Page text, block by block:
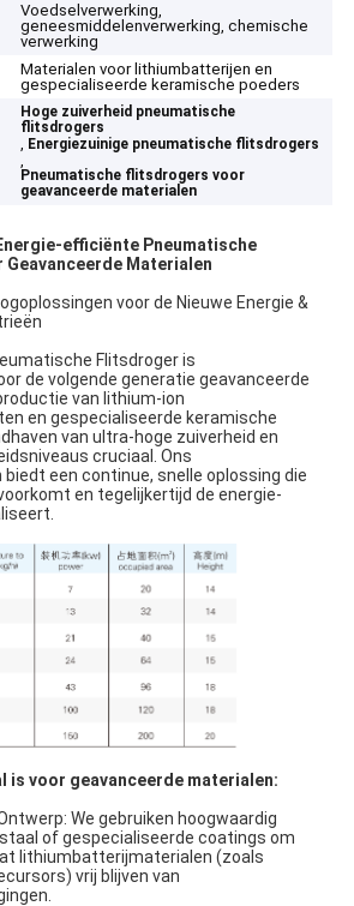
Voedselverwerking,
geneesmiddelenverwerking, chemische
verwerking
Materialen voor lithiumbatterijen en
gespecialiseerde keramische poeders
Hoge zuiverheid pneumatische
flitsdrogers
, Energiezuinige pneumatische flitsdrogers
,
Pneumatische flitsdrogers voor
geavanceerde materialen
efficiënte Pneumatische
Materialen
voor de Nieuwe Energie &
Flitsdroger is
de volgende generatie geavanceerde
van lithium-ion
en gespecialiseerde keramische
van ultra-hoge zuiverheid en
cruciaal. Ons
een continue, snelle oplossing die
en tegelijkertijd de energie-
is voor geavanceerde materialen:
We gebruiken hoogwaardig
of gespecialiseerde coatings om
lithiumbatterijmaterialen (zoals
vrij blijven van